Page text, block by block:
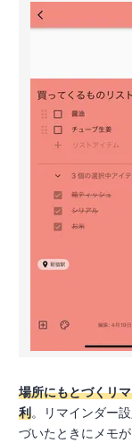
場所にもとづくリ
利。リマインダー
づいたときにメモ